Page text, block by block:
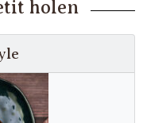
holen